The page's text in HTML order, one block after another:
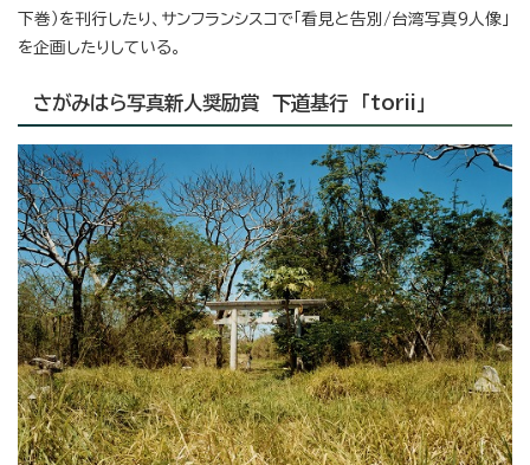
下巻）を刊行したり、サンフランシスコで「看見と告別/台湾写真9人像」
を企画したりしている。
さがみはら写真新人奨励賞 下道基行 「torii」